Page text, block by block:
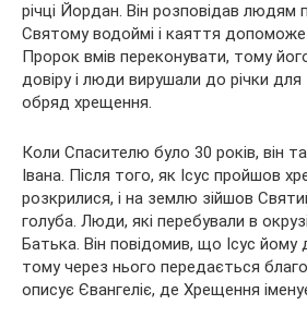
річці Йордан. Він розповідав людям
Святому водоймі і каяття допоможе
Пророк вмів переконувати, тому
довіру і люди вирушали до річки
обряд хрещення.
Коли Спасителю було 30 років, він
Івана. Після того, як Ісус пройшов
розкрилися, і на землю зійшов
голуба. Люди, які перебували в
Батька. Він повідомив, що Ісус
тому через нього передається
описує Євангеліє, де Хрещення